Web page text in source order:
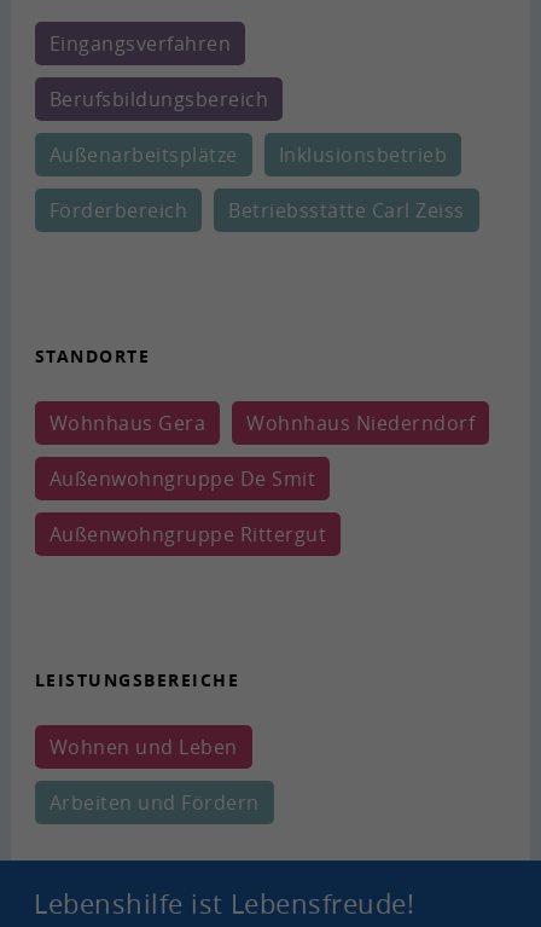
Ein­gangs­ver­fah­ren
Be­rufs­bil­dungs­be­reich
Au­ßen­ar­beits­plät­ze In­klu­si­ons­be­trieb
För­der­be­reich Be­triebs­stät­te Carl Zeiss
STAND­OR­TE
Wohn­haus Gera Wohn­haus Nie­dern­dorf
Au­ßen­wohn­grup­pe De Smit
Au­ßen­wohn­grup­pe Rit­ter­gut
LEIS­TUNGS­BE­REI­CHE
Woh­nen und Leben
Ar­bei­ten und För­dern
Le­bens­hil­fe ist Le­bens­freu­de!